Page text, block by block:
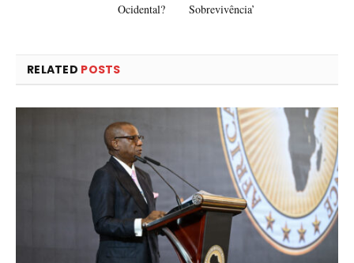
Ocidental?
Sobrevivência’
RELATED POSTS